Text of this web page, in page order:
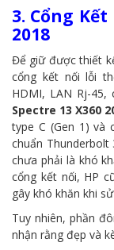
3. Cổng
2018
Để giữ được thiết
cổng kết nối lỗi
HDMI, LAN Rj-
Spectre 13 X360
type C (Gen 1) và
chuẩn Thunderbolt
chưa phải là khó
cổng kết nối, HP
gây khó khăn khi
Tuy nhiên, phần
nhận rằng đẹp và